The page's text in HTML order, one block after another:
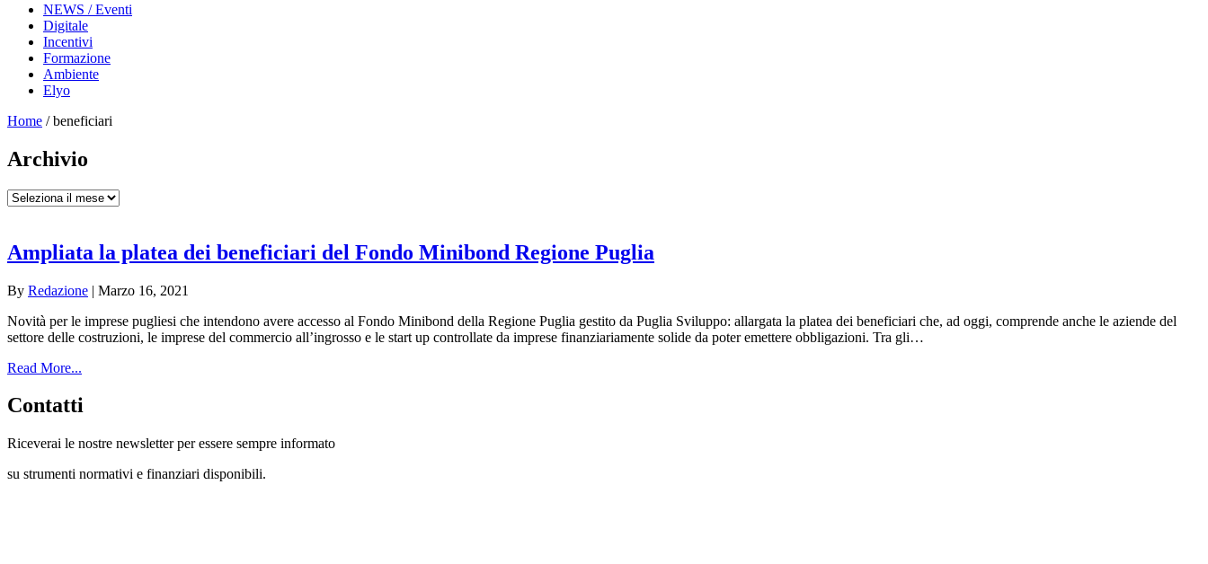
NEWS / Eventi
Digitale
Incentivi
Formazione
Ambiente
Elyo
Home /beneficiari
Archivio
Archivio
Ampliata la platea dei beneficiari del Fondo Minibond Regione Puglia
By Redazione | Marzo 16, 2021
Novità per le imprese pugliesi che intendono avere accesso al Fondo Minibond della Regione Puglia gestito da Puglia Sviluppo: allargata la platea dei beneficiari che, ad oggi, comprende anche le aziende del
settore delle costruzioni, le imprese del commercio all’ingrosso e le start up controllate da imprese finanziariamente solide da poter emettere obbligazioni. Tra gli…
Read More...
Contatti
Riceverai le nostre newsletter per essere sempre informato
su strumenti normativi e finanziari disponibili.